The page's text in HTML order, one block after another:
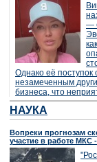
—
Однако её поступок
незамеченным
бизнеса, что
НАУКА
Вопреки прогнозам
участие в работе МКС